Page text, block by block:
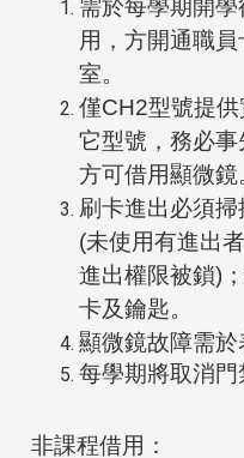
需於每學期開
用，方開通職
室。
僅CH2型號提
它型號，務必事
方可借用顯微鏡
刷卡進出必須
(未使用有進出
進出權限被鎖)
卡及鑰匙。
顯微鏡故障需於
每學期將取消門
非課程借用：